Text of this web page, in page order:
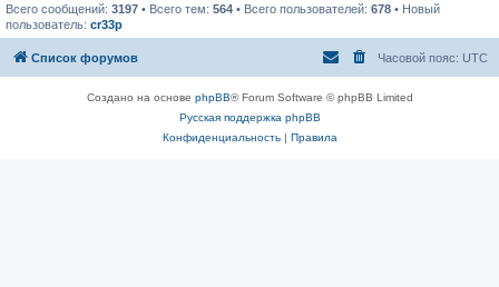
Всего сообщений: 3197 • Всего тем: 564 • Всего пользователей: 678 • Новый
пользователь: cr33p
Список форумов Часовой пояс: UTC
Создано на основе phpBB® Forum Software © phpBB Limited
Русская поддержка phpBB
Конфиденциальность| Правила